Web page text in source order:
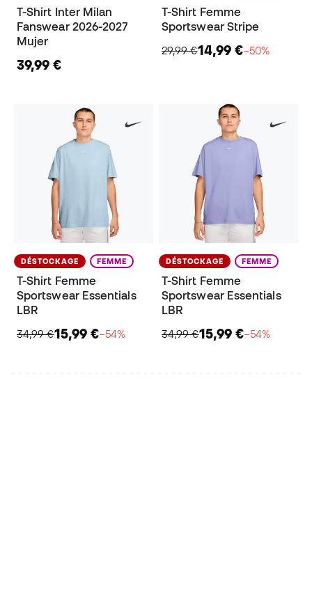
T-Shirt Inter Milan
Fanswear 2026-2027
Mujer
39,99 €
T-Shirt Femme
Sportswear Stripe
29,99 €14,99 €−50%
DÉSTOCKAGE FEMME
T-Shirt Femme
Sportswear Essentials
LBR
34,99 €15,99 €−54%
DÉSTOCKAGE FEMME
T-Shirt Femme
Sportswear Essentials
LBR
34,99 €15,99 €−54%